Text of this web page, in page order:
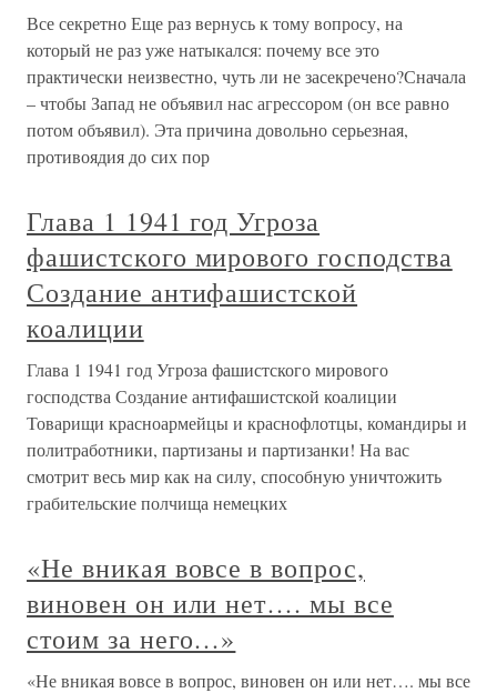
Все секретно Еще раз вернусь к тому вопросу, на
который не раз уже натыкался: почему все это
практически неизвестно, чуть ли не засекречено?Сначала
– чтобы Запад не объявил нас агрессором (он все равно
потом объявил). Эта причина довольно серьезная,
противоядия до сих пор
Глава 1 1941 год Угроза
фашистского мирового господства
Создание антифашистской
коалиции
Глава 1 1941 год Угроза фашистского мирового
господства Создание антифашистской коалиции
Товарищи красноармейцы и краснофлотцы, командиры и
политработники, партизаны и партизанки! На вас
смотрит весь мир как на силу, способную уничтожить
грабительские полчища немецких
«Не вникая вовсе в вопрос,
виновен он или нет…. мы все
стоим за него…»
«Не вникая вовсе в вопрос, виновен он или нет…. мы все